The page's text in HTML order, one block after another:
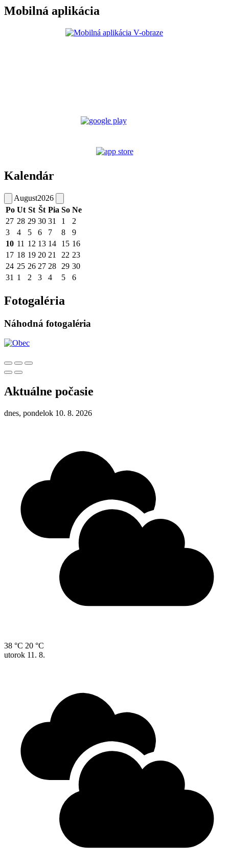
Mobilná aplikácia
Kalendár
August2026
Po Ut St Št Pia So Ne
27 28 29 30 31 1
2
3
4 5 6 7 8
9
10 11 12 13 14 15 16
17 18 19 20 21 22 23
24 25 26 27 28 29 30
31 1 2 3 4 5 6
Fotogaléria
Náhodná fotogaléria
Aktuálne počasie
dnes, pondelok 10. 8. 2026
38 °C 20 °C
utorok 11. 8.